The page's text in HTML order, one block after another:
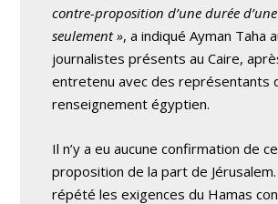
contre-proposition d’une durée
seulement », a indiqué Ayman Taha
journalistes présents au Caire,
entretenu avec des représentants
renseignement égyptien.
Il n’y a eu aucune confirmation de
proposition de la part de Jérusalem.
répété les exigences du Hamas